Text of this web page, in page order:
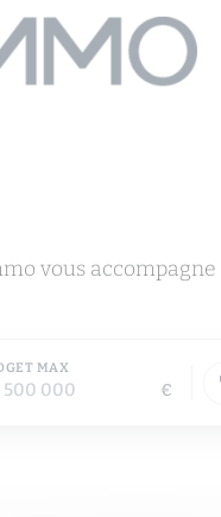
vous
MAX
€